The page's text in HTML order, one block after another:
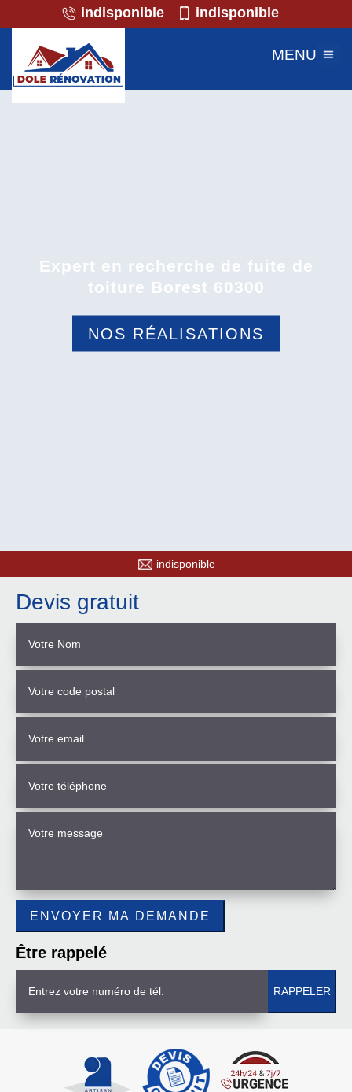
indisponible indisponible
MENU
Expert en recherche de fuite de
toiture Borest 60300
NOS RÉALISATIONS
indisponible
Devis gratuit
Être rappelé